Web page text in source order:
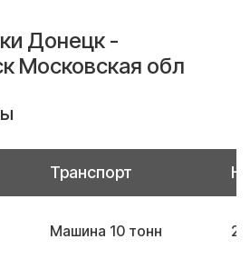
Донецк -
Московская обл
Транспорт
Машина 10 тонн